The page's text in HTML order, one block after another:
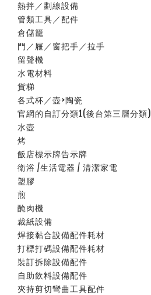
熱拌／劃線設備
管類工具／配件
倉儲籠
門／屜／窗把手／拉手
留聲機
水電材料
貨梯
各式杯／壺>陶瓷
官網的自訂分類1(後台第三層分類)
水壺
烤
飯店標示牌告示牌
衛浴 /生活電器 / 清潔家電
塑膠
煎
醃肉機
裁紙設備
焊接黏合設備配件耗材
打標打碼設備配件耗材
裝訂拆除設備配件
自助飲料設備配件
夾持剪切彎曲工具配件